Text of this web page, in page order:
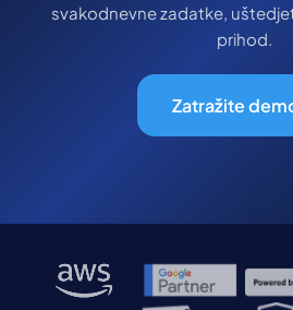
svakodnevne zadatke,
prihod.
Zatražite